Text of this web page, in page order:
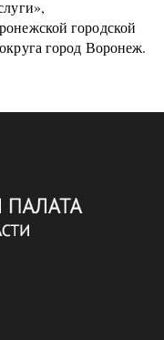
городской
город Воронеж.